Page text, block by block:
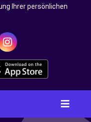
Ihrer persönlichen